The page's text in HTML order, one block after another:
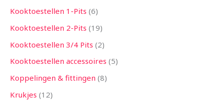
Kooktoestellen 1-Pits 6
Kooktoestellen 2-Pits 19
Kooktoestellen 3/4 Pits 2
Kooktoestellen accessoires 5
Koppelingen & fittingen 8
Krukjes 12